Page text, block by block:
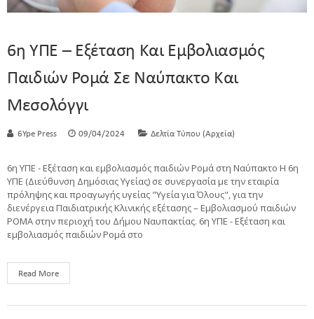
6η ΥΠΕ – Εξέταση Και Εμβολιασμός
Παιδιών Ρομά Σε Ναύπακτο Και
Μεσολόγγι
6Ype Press 09/04/2024 Δελτία Τύπου (Αρχεία)
6η ΥΠΕ - Εξέταση και εμβολιασμός παιδιών Ρομά στη Ναύπακτο Η 6η
ΥΠΕ (Διεύθυνση Δημόσιας Υγείας) σε συνεργασία με την εταιρία
πρόληψης και προαγωγής υγείας "Υγεία για Όλους", για την
διενέργεια Παιδιατρικής Κλινικής εξέτασης – Εμβολιασμού παιδιών
ΡΟΜΑ στην περιοχή του Δήμου Ναυπακτίας. 6η ΥΠΕ - Εξέταση και
εμβολιασμός παιδιών Ρομά στο
Read More